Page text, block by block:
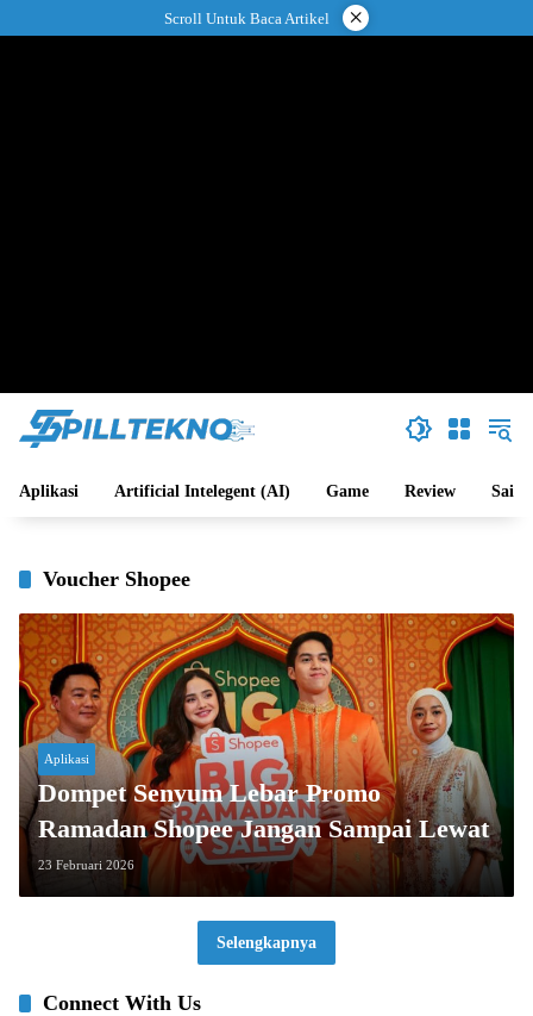
ke
Scroll Untuk Baca Artikel ×
Aplikasi Artificial Intelegent (AI) Game Review Sains
Voucher Shopee
Aplikasi
Dompet Senyum Lebar Promo
Ramadan Shopee Jangan Sampai Lewat
23 Februari 2026
Selengkapnya
Connect With Us